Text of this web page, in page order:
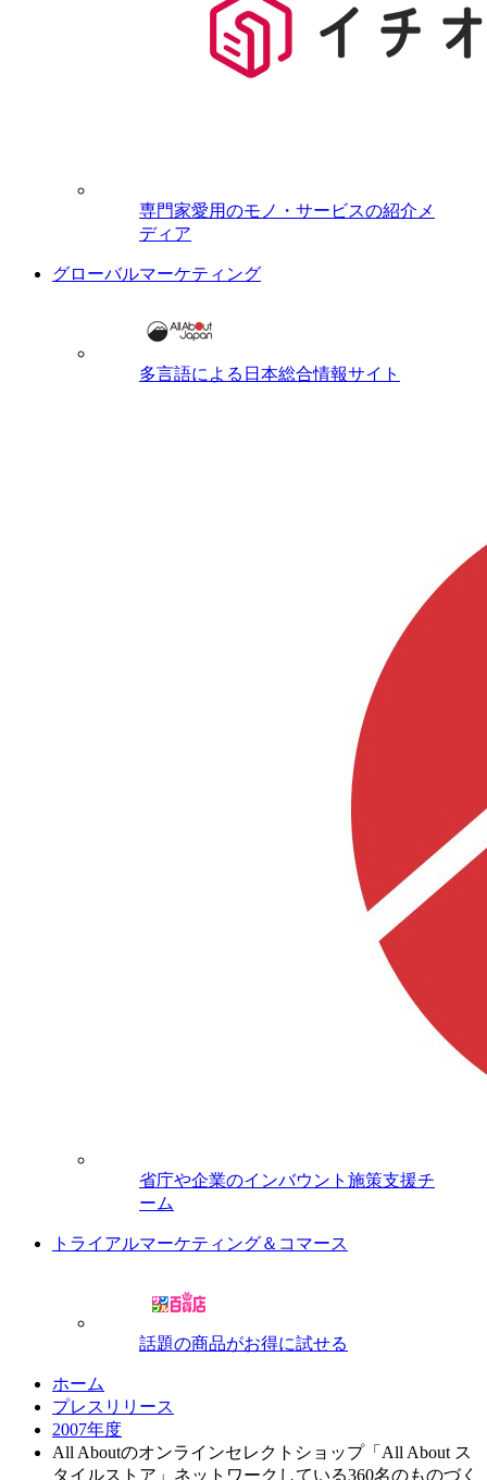
専門家愛用のモノ・サービスの紹介メ
ディア
グローバルマーケティング
多言語による日本総合情報サイト
省庁や企業のインバウント施策支援チ
ーム
トライアルマーケティング＆コマース
話題の商品がお得に試せる
ホーム
プレスリリース
2007年度
All Aboutのオンラインセレクトショップ「All About ス
タイルストア」ネットワークしている360名のものづく